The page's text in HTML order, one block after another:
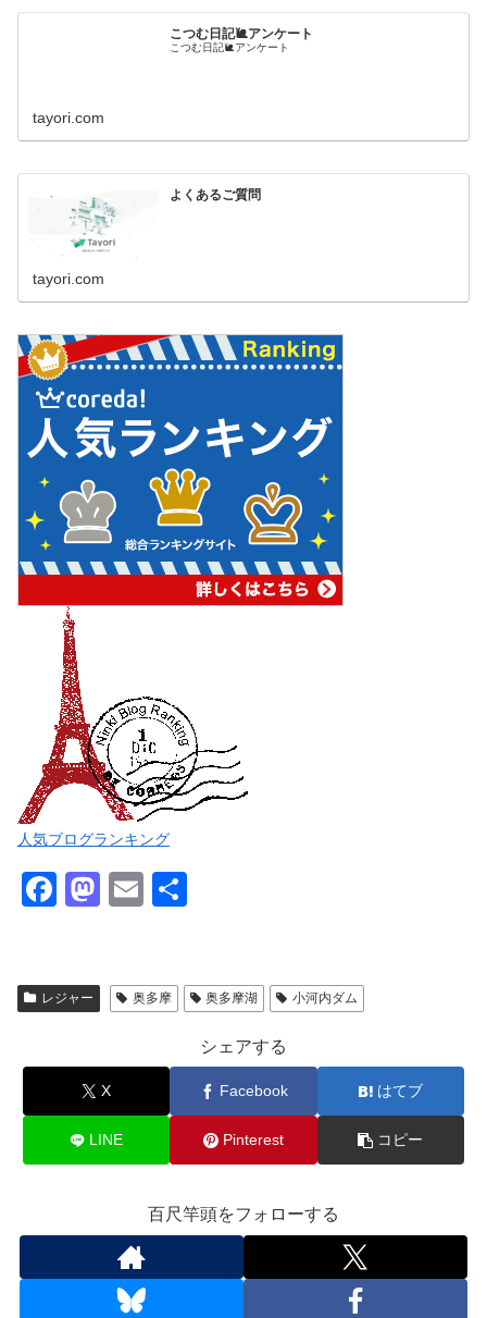
こつむ日記🐌アンケート
こつむ日記🐌アンケート
tayori.com
よくあるご質問
tayori.com
人気ブログランキング
F
e
o
k
M
o
o
n
E
レジャー 奥多摩 奥多摩湖 小河内ダム
シェアする
X Facebook はてブ
LINE Pinterest コピー
百尺竿頭をフォローする